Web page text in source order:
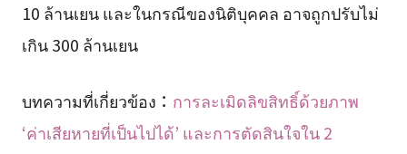
10 ล้านเยน และในกรณีของนิติบุคคล อาจถูกปรับไม่
เกิน 300 ล้านเยน
บทความที่เกี่ยวข้อง： การละเมิดลิขสิทธิ์ด้วยภาพ
‘ค่าเสียหายที่เป็นไปได้’ และการตัดสินใจใน 2